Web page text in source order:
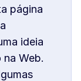
página
ideia
Web.